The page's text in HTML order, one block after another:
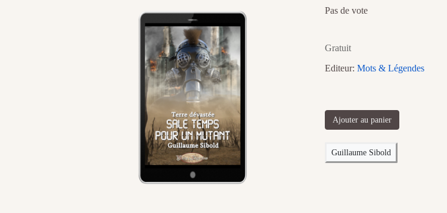
Pas de vote
Gratuit
Editeur: Mots & Légendes
Ajouter au panier
Guillaume Sibold